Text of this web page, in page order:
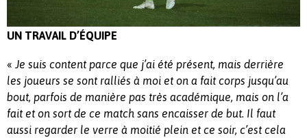
UN TRAVAIL D’ÉQUIPE
« Je suis content parce que j’ai été présent, mais derrière
les joueurs se sont ralliés à moi et on a fait corps jusqu’au
bout, parfois de manière pas très académique, mais on l’a
fait et on sort de ce match sans encaisser de but. Il faut
aussi regarder le verre à moitié plein et ce soir, c’est cela